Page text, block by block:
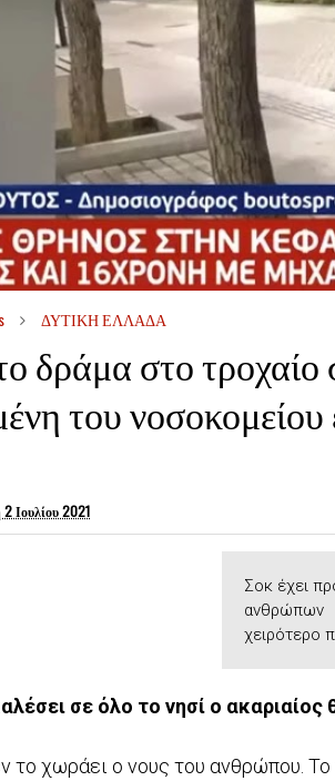
ΔΥΤΙΚΗ ΕΛΛΑΔΑ
δράμα στο
του
Ιουλίου 2021
Σοκ έχει
ανθρώπων
χειρότερο
σε όλο το νησί ο
το χωράει ο νους του ανθρώπου. Το